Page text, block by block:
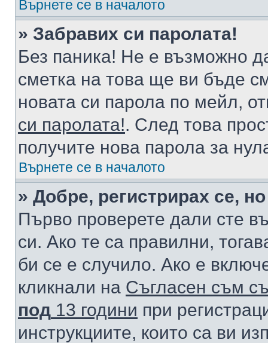
Върнете се в началото
» Забравих си паролата!
Без паника! Не е възможно
сметка на това ще ви бъде
новата си парола по мейл,
си паролата!. След това
получите нова парола за
Върнете се в началото
» Добре, регистрирах се,
Първо проверете дали сте
си. Ако те са правилни,
би се е случило. Ако е
кликнали на Съгласен съм
под 13 години при
инструкциите, които са ви